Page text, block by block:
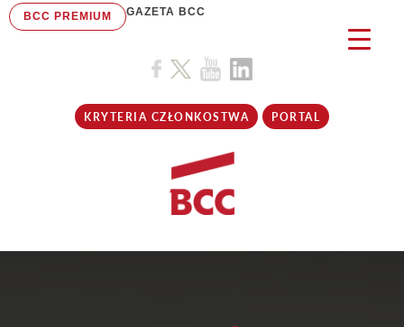
BCC PREMIUM GAZETA BCC
KRYTERIA CZŁONKOSTWA PORTAL